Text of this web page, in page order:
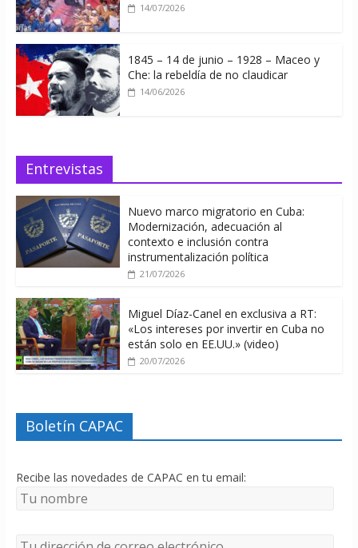
14/07/2026
1845 – 14 de junio – 1928 – Maceo y
Che: la rebeldía de no claudicar
14/06/2026
Entrevistas
Nuevo marco migratorio en Cuba:
Modernización, adecuación al
contexto e inclusión contra
instrumentalización política
21/07/2026
Miguel Díaz-Canel en exclusiva a RT:
«Los intereses por invertir en Cuba no
están solo en EE.UU.» (video)
20/07/2026
Boletín CAPAC
Recibe las novedades de CAPAC en tu email: